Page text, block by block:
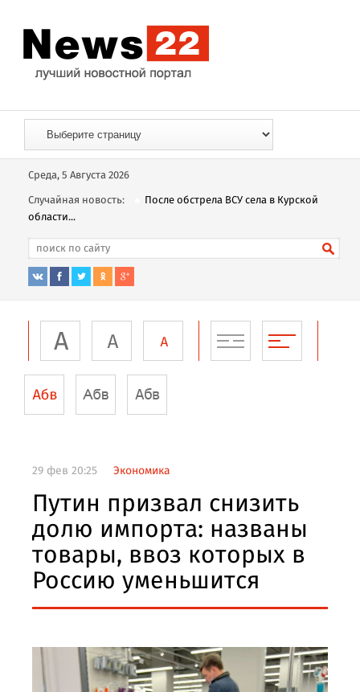
Среда, 5 Августа 2026
Случайная новость:
После обстрела ВСУ села в Курской
области...
29 фев 20:25 Экономика
Путин призвал снизить
долю импорта: названы
товары, ввоз которых в
Россию уменьшится